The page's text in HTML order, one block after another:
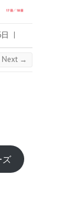
|
Next →
ズ